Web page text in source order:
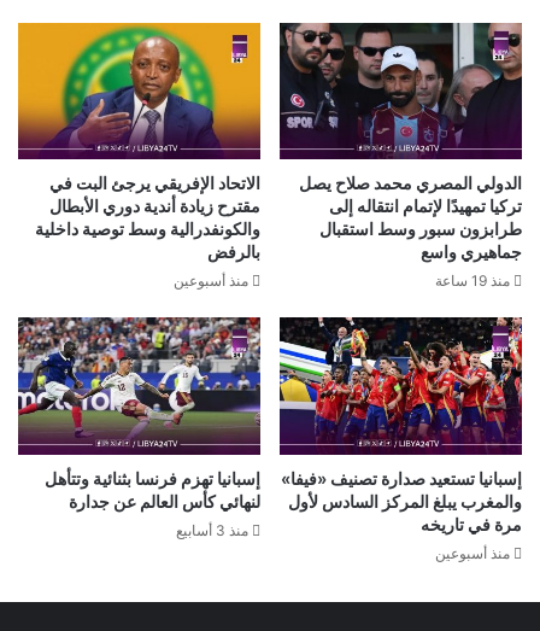
الدولي المصري محمد صلاح يصل
تركيا تمهيدًا لإتمام انتقاله إلى
طرابزون سبور وسط استقبال
جماهيري واسع
منذ 19 ساعة
الاتحاد الإفريقي يرجئ البت في
مقترح زيادة أندية دوري الأبطال
والكونفدرالية وسط توصية داخلية
بالرفض
منذ أسبوعين
إسبانيا تستعيد صدارة تصنيف «فيفا»
والمغرب يبلغ المركز السادس لأول
مرة في تاريخه
منذ أسبوعين
إسبانيا تهزم فرنسا بثنائية وتتأهل
لنهائي كأس العالم عن جدارة
منذ 3 أسابيع